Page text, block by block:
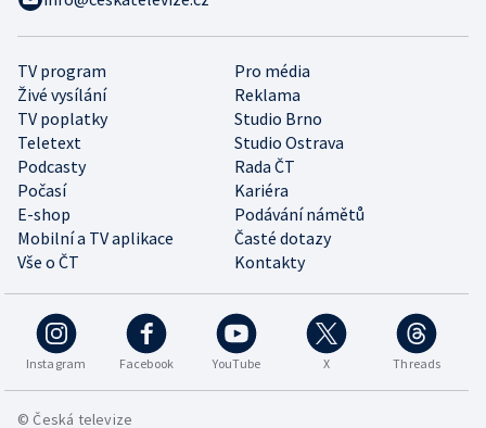
TV program
Pro média
Živé vysílání
Reklama
TV poplatky
Studio Brno
Teletext
Studio Ostrava
Podcasty
Rada ČT
Počasí
Kariéra
E-shop
Podávání námětů
Mobilní a TV aplikace
Časté dotazy
Vše o ČT
Kontakty
Instagram Facebook YouTube X Threads
© Česká televize